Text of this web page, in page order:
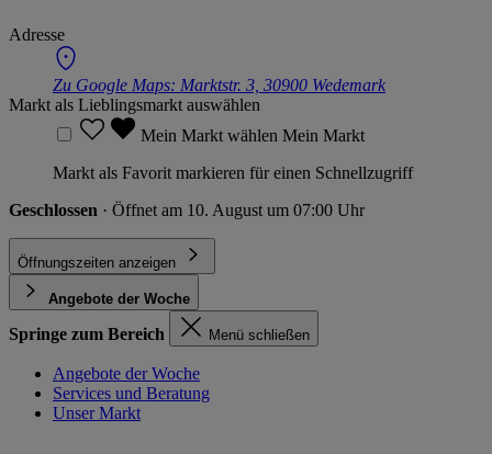
Adresse
Zu Google Maps: Marktstr. 3, 30900 Wedemark
Markt als Lieblingsmarkt auswählen
Mein Markt wählen Mein Markt
Markt als Favorit markieren für einen Schnellzugriff
Geschlossen · Öffnet am 10. August um 07:00 Uhr
Öffnungszeiten anzeigen
Angebote der Woche
Springe zum Bereich Menü schließen
Angebote der Woche
Services und Beratung
Unser Markt